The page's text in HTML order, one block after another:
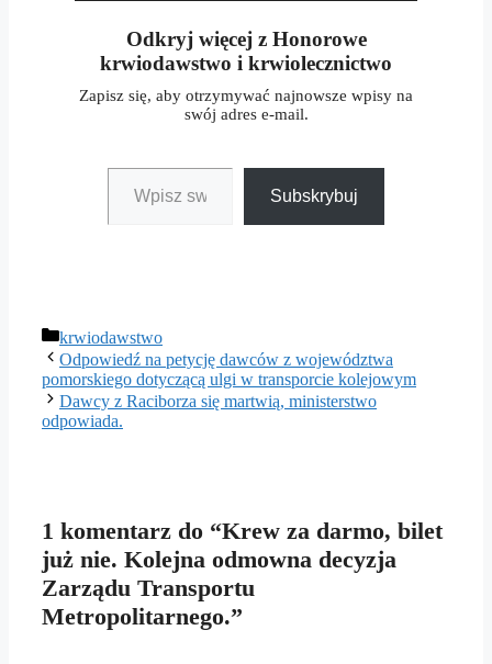
Odkryj więcej z Honorowe
krwiodawstwo i krwiolecznictwo
Zapisz się, aby otrzymywać najnowsze wpisy na
swój adres e-mail.
Wpisz swój adres e-mail…
Subskrybuj
Kategorie
krwiodawstwo
Odpowiedź na petycję dawców z województwa
pomorskiego dotyczącą ulgi w transporcie kolejowym
Dawcy z Raciborza się martwią, ministerstwo
odpowiada.
1 komentarz do “Krew za darmo, bilet
już nie. Kolejna odmowna decyzja
Zarządu Transportu
Metropolitarnego.”